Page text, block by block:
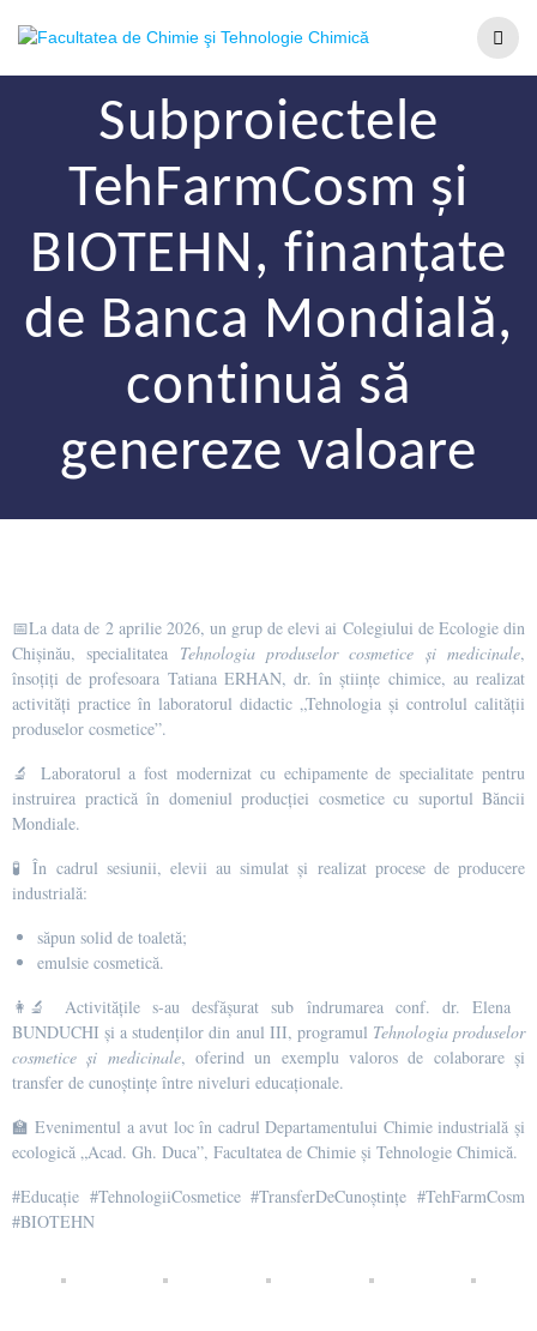
Subproiectele
TehFarmCosm și
BIOTEHN, finanțate
de Banca Mondială,
continuă să
genereze valoare
📅La data de 2 aprilie 2026, un grup de elevi ai Colegiului de Ecologie din
Chișinău, specialitatea Tehnologia produselor cosmetice și medicinale,
însoțiți de profesoara Tatiana ERHAN, dr. în științe chimice, au realizat
activități practice în laboratorul didactic „Tehnologia și controlul calității
produselor cosmetice”.
🔬 Laboratorul a fost modernizat cu echipamente de specialitate pentru
instruirea practică în domeniul producției cosmetice cu suportul Băncii
Mondiale.
🧪 În cadrul sesiunii, elevii au simulat și realizat procese de producere
industrială:
săpun solid de toaletă;
emulsie cosmetică.
👩‍🔬 Activitățile s-au desfășurat sub îndrumarea conf. dr. Elena
BUNDUCHI și a studenților din anul III, programul Tehnologia produselor
cosmetice și medicinale, oferind un exemplu valoros de colaborare și
transfer de cunoștințe între niveluri educaționale.
🏫 Evenimentul a avut loc în cadrul Departamentului Chimie industrială și
ecologică „Acad. Gh. Duca”, Facultatea de Chimie și Tehnologie Chimică.
#Educație #TehnologiiCosmetice #TransferDeCunoștințe #TehFarmCosm
#BIOTEHN